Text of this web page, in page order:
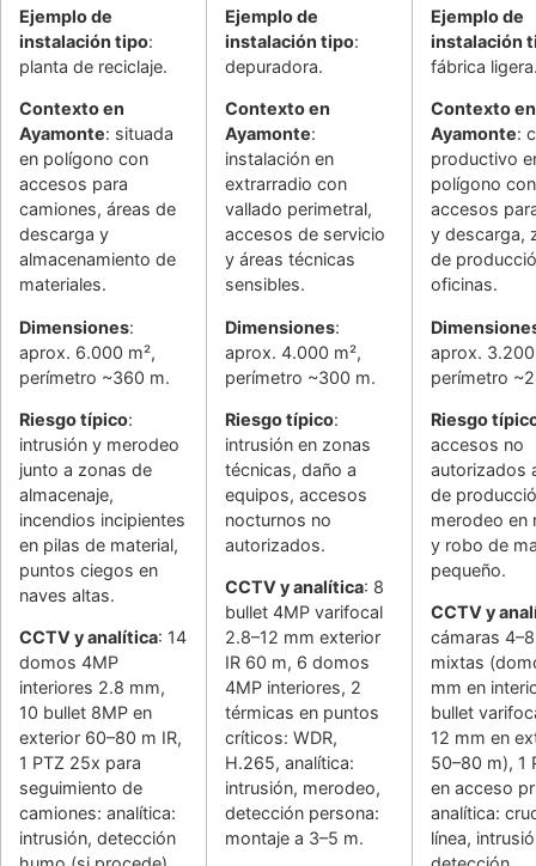
Ejemplo de
instalación tipo:
planta de reciclaje.
Contexto en
Ayamonte: situada
en polígono con
accesos para
camiones, áreas de
descarga y
almacenamiento de
materiales.
Dimensiones:
aprox. 6.000 m²,
perímetro ~360 m.
Riesgo típico:
intrusión y merodeo
junto a zonas de
almacenaje,
incendios incipientes
en pilas de material,
puntos ciegos en
naves altas.
CCTV y analítica: 14
domos 4MP
interiores 2.8 mm,
10 bullet 8MP en
exterior 60–80 m IR,
1 PTZ 25x para
seguimiento de
camiones: analítica:
intrusión, detección
Ejemplo de
instalación tipo:
depuradora.
Contexto en
Ayamonte:
instalación en
extrarradio con
vallado perimetral,
accesos de servicio
y áreas técnicas
sensibles.
Dimensiones:
aprox. 4.000 m²,
perímetro ~300 m.
Riesgo típico:
intrusión en zonas
técnicas, daño a
equipos, accesos
nocturnos no
autorizados.
CCTV y analítica: 8
bullet 4MP varifocal
2.8–12 mm exterior
IR 60 m, 6 domos
4MP interiores, 2
térmicas en puntos
críticos: WDR,
H.265, analítica:
intrusión, merodeo,
detección persona:
montaje a 3–5 m.
Ejemplo de
instalación
fábrica
Contexto en
Ayamonte:
productivo
polígono con
accesos
y descarga,
de
oficinas.
aprox. 3.200
perímetro
Riesgo
accesos no
autorizados
de
merodeo en
y robo de
pequeño.
CCTV y
cámaras
mixtas
mm en
bullet
12 mm en
50–80 m), 1
en acceso
analítica:
línea,